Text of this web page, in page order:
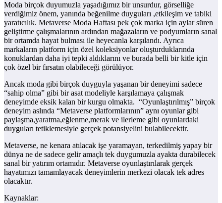
Moda birçok duyumuzla yaşadığımız bir unsurdur, görselliğe
verdiğimiz önem, yanında beğenilme duyguları ,etkileşim ve tabiki
yaratıcılık. Metaverse Moda Haftası pek çok marka için aylar süren
geliştirme çalışmalarının ardından mağazaların ve podyumların sanal
bir ortamda hayat bulması ile heyecanla karşılandı. Ayrıca
markaların platform için özel koleksiyonlar oluşturduklarında
konuklardan daha iyi tepki aldıklarını ve burada belli bir kitle için
çok özel bir fırsatın olabileceği görülüyor.
Ancak moda gibi birçok duyguyla yaşanan bir deneyimi sadece
“sahip olma” gibi bir asat modeliyle karşılamaya çalışmak
deneyimde eksik kalan bir kurgu olmakta. “Oyunlaştırılmış” birçok
deneyim aslında “Metaverse platformlarının” aynı oyunlar gibi
paylaşma,yaratma,eğlenme,merak ve ilerleme gibi oyunlardaki
duyguları tetiklemesiyle gerçek potansiyelini bulabilecektir.
Metaverse, ne kenara atılacak işe yaramayan, terkedilmiş yapay bir
dünya ne de sadece gelir amaçlı tek duygumuzla ayakta durabilecek
sanal bir yatırım ortamıdır. Metaverse oyunlaştırılarak gerçek
hayatımızı tamamlayacak deneyimlerin merkezi olacak tek adres
olacaktır.
Kaynaklar: